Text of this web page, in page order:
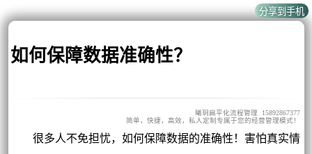
如何保障数据准确性？
曦玥扁平化流程管理 15892867377
简单，快捷，高效，私人定制专属于您的经营管理模式！
很多人不免担忧，如何保障数据的准确性！害怕真实情